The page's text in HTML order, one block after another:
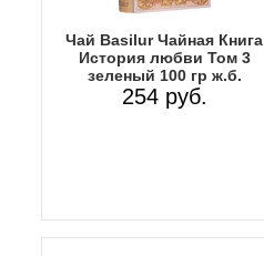
Чай Basilur Чайная Книга
История любви Том 3
зеленый 100 гр ж.б.
254 руб.